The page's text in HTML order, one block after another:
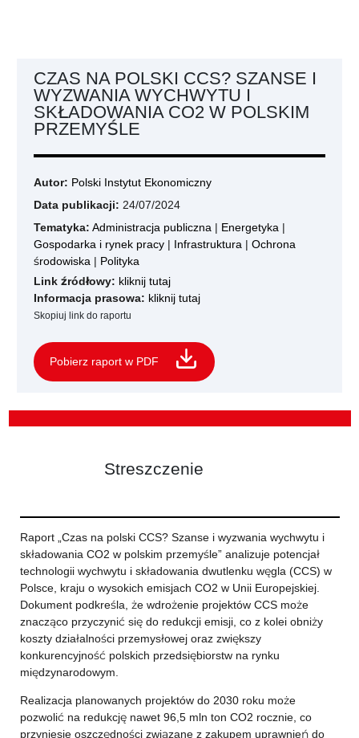
CZAS NA POLSKI CCS? SZANSE I
WYZWANIA WYCHWYTU I
SKŁADOWANIA CO2 W POLSKIM
PRZEMYŚLE
Autor: Polski Instytut Ekonomiczny
Data publikacji: 24/07/2024
Tematyka: Administracja publiczna | Energetyka |
Gospodarka i rynek pracy | Infrastruktura | Ochrona
środowiska | Polityka
Link źródłowy: kliknij tutaj
Informacja prasowa: kliknij tutaj
Skopiuj link do raportu
Pobierz raport w PDF
Streszczenie
Raport „Czas na polski CCS? Szanse i wyzwania wychwytu i
składowania CO2 w polskim przemyśle” analizuje potencjał
technologii wychwytu i składowania dwutlenku węgla (CCS) w
Polsce, kraju o wysokich emisjach CO2 w Unii Europejskiej.
Dokument podkreśla, że wdrożenie projektów CCS może
znacząco przyczynić się do redukcji emisji, co z kolei obniży
koszty działalności przemysłowej oraz zwiększy
konkurencyjność polskich przedsiębiorstw na rynku
międzynarodowym.
Realizacja planowanych projektów do 2030 roku może
pozwolić na redukcję nawet 96,5 mln ton CO2 rocznie, co
przyniesie oszczędności związane z zakupem uprawnień do